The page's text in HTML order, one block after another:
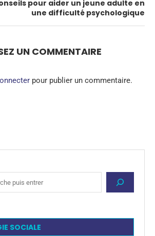
pour aider un jeune adulte en
une difficulté psychologique
UN COMMENTAIRE
pour publier un commentaire.
SOCIALE